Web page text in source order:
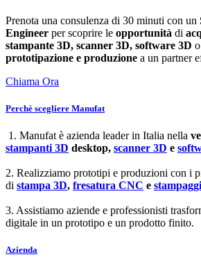
Prenota una consulenza di 30 minuti con un
Engineer per scoprire le opportunità di
stampante 3D, scanner 3D, software 3D
prototipazione e produzione a un partner
Chiama Ora
Perchè scegliere Manufat
1. Manufat è azienda leader in Italia nella
stampanti 3D desktop, scanner 3D e
2. Realizziamo prototipi e produzioni con i
di stampa 3D, fresatura CNC e
3. Assistiamo aziende e professionisti
digitale in un prototipo e un prodotto finito.
Azienda